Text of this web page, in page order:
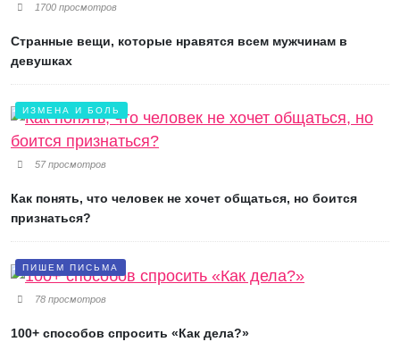
1700 просмотров
Странные вещи, которые нравятся всем мужчинам в
девушках
ИЗМЕНА И БОЛЬ
57 просмотров
Как понять, что человек не хочет общаться, но боится
признаться?
ПИШЕМ ПИСЬМА
78 просмотров
100+ способов спросить «Как дела?»